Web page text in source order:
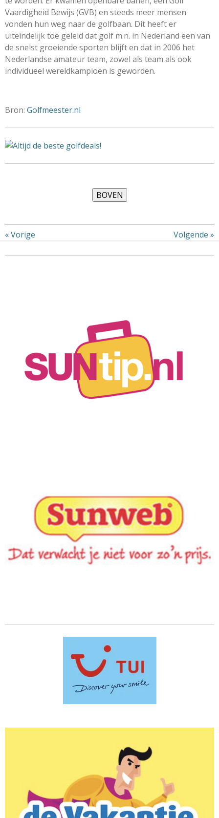
Vaardigheid Bewijs (GVB) en steeds meer mensen
vonden hun weg naar de golfbaan. Dit heeft er
uiteindelijk toe geleid dat golf m.n. in Nederland een van
de snelst groeiende sporten blijft en dat in 2006 het
Nederlandse amateur team, zowel als team als ook
individueel wereldkampioen is geworden.
Bron: Golfmeester.nl
«Vorige Volgende »